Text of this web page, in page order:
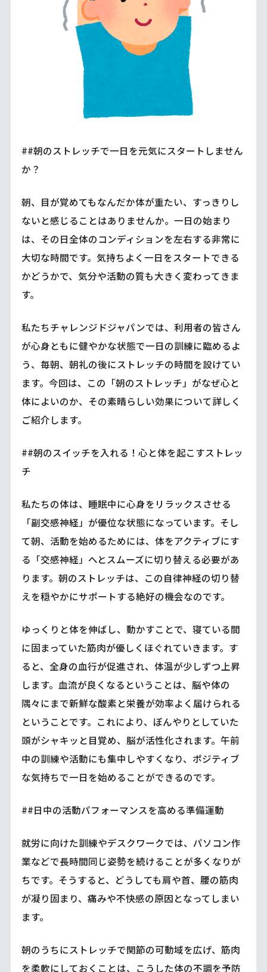
##朝のストレッチで一日を元気にスタートしません
か？
朝、目が覚めてもなんだか体が重たい、すっきりし
ないと感じることはありませんか。一日の始まり
は、その日全体のコンディションを左右する非常に
大切な時間です。気持ちよく一日をスタートできる
かどうかで、気分や活動の質も大きく変わってきま
す。
私たちチャレンジドジャパンでは、利用者の皆さん
が心身ともに健やかな状態で一日の訓練に臨めるよ
う、毎朝、朝礼の後にストレッチの時間を設けてい
ます。今回は、この「朝のストレッチ」がなぜ心と
体によいのか、その素晴らしい効果について詳しく
ご紹介します。
##朝のスイッチを入れる！心と体を起こすストレッ
チ
私たちの体は、睡眠中に心身をリラックスさせる
「副交感神経」が優位な状態になっています。そし
て朝、活動を始めるためには、体をアクティブにす
る「交感神経」へとスムーズに切り替える必要があ
ります。朝のストレッチは、この自律神経の切り替
えを穏やかにサポートする絶好の機会なのです。
ゆっくりと体を伸ばし、動かすことで、寝ている間
に固まっていた筋肉が優しくほぐれていきます。す
ると、全身の血行が促進され、体温が少しずつ上昇
します。血流が良くなるということは、脳や体の
隅々にまで新鮮な酸素と栄養が効率よく届けられる
ということです。これにより、ぼんやりとしていた
頭がシャキッと目覚め、脳が活性化されます。午前
中の訓練や活動にも集中しやすくなり、ポジティブ
な気持ちで一日を始めることができるのです。
##日中の活動パフォーマンスを高める準備運動
就労に向けた訓練やデスクワークでは、パソコン作
業などで長時間同じ姿勢を続けることが多くなりが
ちです。そうすると、どうしても肩や首、腰の筋肉
が凝り固まり、痛みや不快感の原因となってしまい
ます。
朝のうちにストレッチで関節の可動域を広げ、筋肉
を柔軟にしておくことは、こうした体の不調を予防